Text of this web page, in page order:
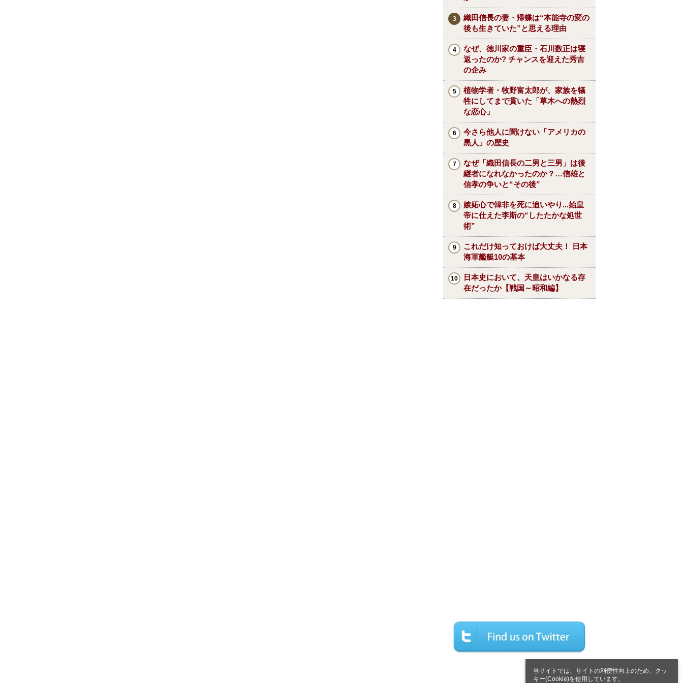
当サイトでは、サイトの利便性向上のため、クッ
キー(Cookie)を使用しています。
織田信長の妻・帰蝶は“本能寺の変の
後も生きていた”と思える理由
なぜ、徳川家の重臣・石川数正は寝
返ったのか? チャンスを迎えた秀吉
の企み
植物学者・牧野富太郎が、家族を犠
牲にしてまで貫いた「草木への熱烈
な恋心」
今さら他人に聞けない「アメリカの
黒人」の歴史
なぜ「織田信長の二男と三男」は後
継者になれなかったのか？…信雄と
信孝の争いと“その後”
嫉妬心で韓非を死に追いやり...始皇
帝に仕えた李斯の“したたかな処世
術”
これだけ知っておけば大丈夫！ 日本
海軍艦艇10の基本
日本史において、天皇はいかなる存
在だったか【戦国～昭和編】